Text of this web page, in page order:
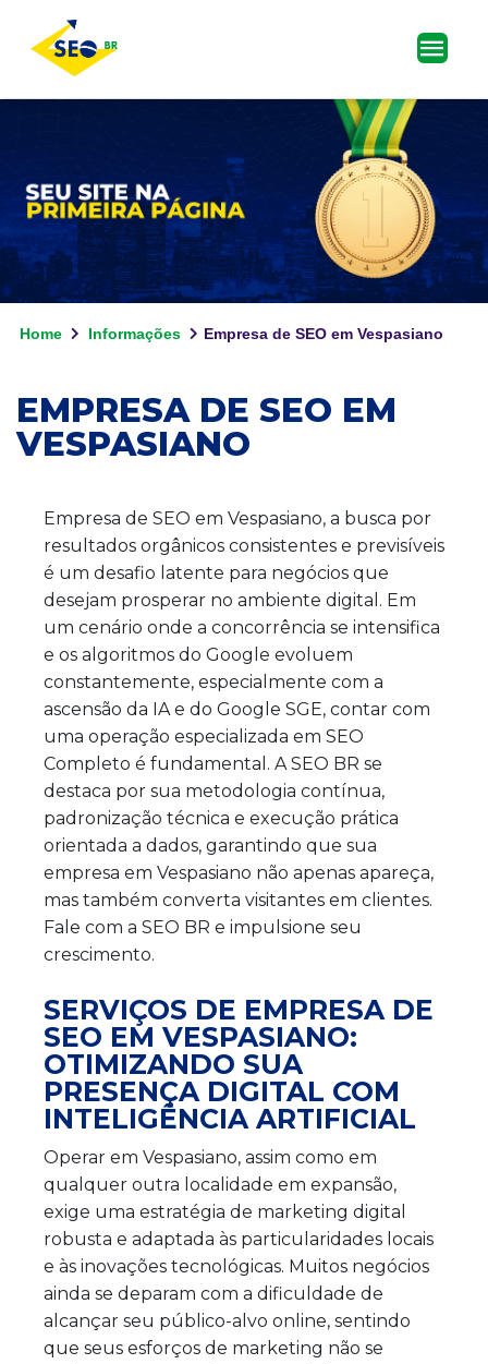
Home Informações Empresa de SEO em Vespasiano
EMPRESA DE SEO EM
VESPASIANO
Empresa de SEO em Vespasiano, a busca por
resultados orgânicos consistentes e previsíveis
é um desafio latente para negócios que
desejam prosperar no ambiente digital. Em
um cenário onde a concorrência se intensifica
e os algoritmos do Google evoluem
constantemente, especialmente com a
ascensão da IA e do Google SGE, contar com
uma operação especializada em SEO
Completo é fundamental. A SEO BR se
destaca por sua metodologia contínua,
padronização técnica e execução prática
orientada a dados, garantindo que sua
empresa em Vespasiano não apenas apareça,
mas também converta visitantes em clientes.
Fale com a SEO BR e impulsione seu
crescimento.
SERVIÇOS DE EMPRESA DE
SEO EM VESPASIANO:
OTIMIZANDO SUA
PRESENÇA DIGITAL COM
INTELIGÊNCIA ARTIFICIAL
Operar em Vespasiano, assim como em
qualquer outra localidade em expansão,
exige uma estratégia de marketing digital
robusta e adaptada às particularidades locais
e às inovações tecnológicas. Muitos negócios
ainda se deparam com a dificuldade de
alcançar seu público-alvo online, sentindo
que seus esforços de marketing não se